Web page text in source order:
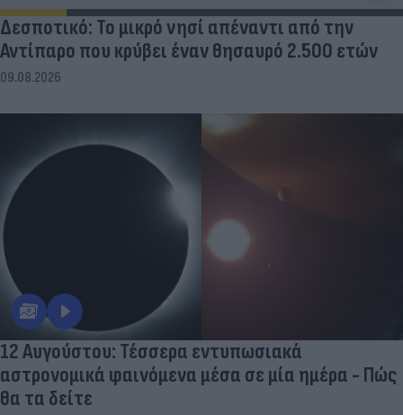
Δεσποτικό: Το μικρό νησί απέναντι από την
Αντίπαρο που κρύβει έναν θησαυρό 2.500 ετών
09.08.2026
12 Αυγούστου: Τέσσερα εντυπωσιακά
αστρονομικά φαινόμενα μέσα σε μία ημέρα - Πώς
θα τα δείτε